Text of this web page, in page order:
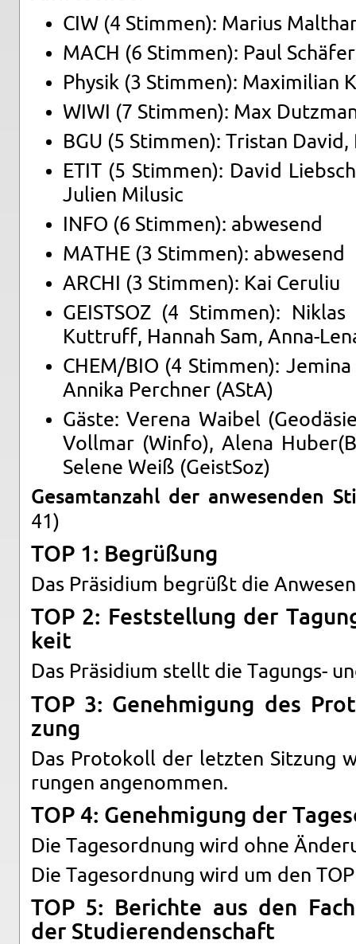
CIW (4 Stim­men): Ma­ri­us
MACH (6 Stim­men): Paul Schä­fer
Phy­sik (3 Stim­men): Ma­xi­mi­li­an
WIWI (7 Stim­men): Max
BGU (5 Stim­men): Tris­tan David,
ETIT (5 Stim­men): David
Ju­li­en Mi­lu­sic
INFO (6 Stim­men): ab­we­send
MATHE (3 Stim­men): ab­we­send
ARCHI (3 Stim­men): Kai Ce­ru­liu
GEIST­SOZ (4 Stim­men):
Kut­t­ruff, Han­nah Sam, An­na-
CHEM/BIO (4 Stim­men):
An­ni­ka Perch­ner (AStA)
Gäste: Ve­re­na Wai­bel
Voll­mar (Winfo), Alena
Se­le­ne Weiß (Geist­Soz)
Ge­samt­an­zahl der an­we­sen­den
41)
TOP 1: Be­grü­ßung
Das Prä­si­di­um be­grüßt die
TOP 2: Fest­stel­lung der
keit
Das Prä­si­di­um stellt die Ta­gungs-
TOP 3: Ge­neh­mi­gung des
zung
Das Pro­to­koll der letz­ten Sit­zung
run­gen an­ge­nom­men.
TOP 4: Ge­neh­mi­gung der
Die Ta­ges­ord­nung wird ohne
Die Ta­ges­ord­nung wird um den
TOP 5: Be­rich­te aus den
der Stu­die­ren­den­schaft